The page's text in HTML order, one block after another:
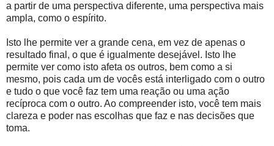
a partir de uma perspectiva diferente, uma perspectiva mais
ampla, como o espírito.
Isto lhe permite ver a grande cena, em vez de apenas o
resultado final, o que é igualmente desejável. Isto lhe
permite ver como isto afeta os outros, bem como a si
mesmo, pois cada um de vocês está interligado com o outro
e tudo o que você faz tem uma reação ou uma ação
recíproca com o outro. Ao compreender isto, você tem mais
clareza e poder nas escolhas que faz e nas decisões que
toma.